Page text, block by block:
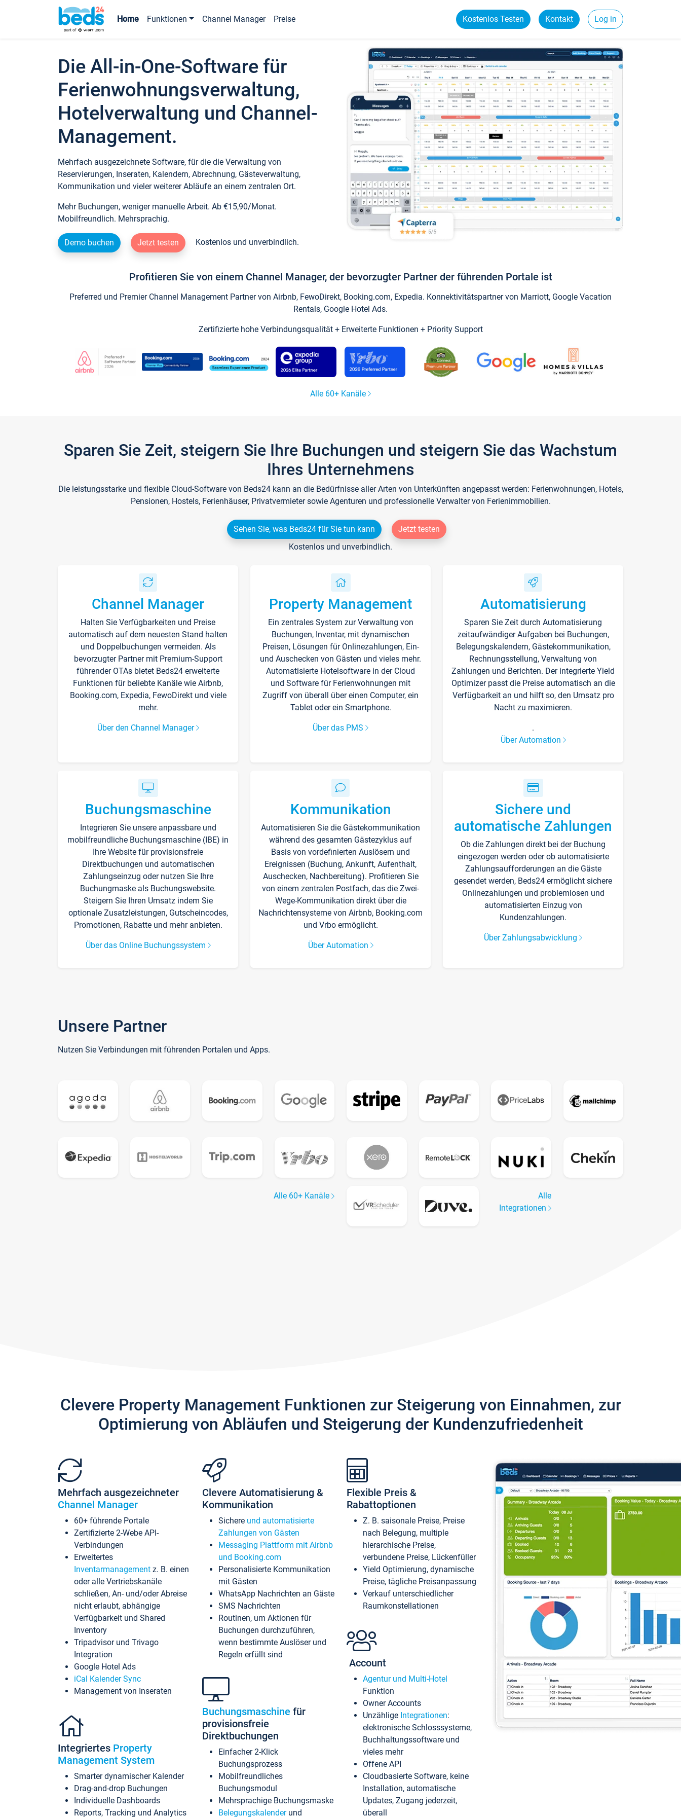
Home Funktionen Channel Manager Preise Kostenlos Testen Kontakt Log in
Die All-in-One-Software für
Ferienwohnungsverwaltung,
Hotelverwaltung und Channel-
Management.
Mehrfach ausgezeichnete Software, für die die Verwaltung von
Reservierungen, Inseraten, Kalendern, Abrechnung, Gästeverwaltung,
Kommunikation und vieler weiterer Abläufe an einem zentralen Ort.
Mehr Buchungen, weniger manuelle Arbeit. Ab €15,90/Monat.
Mobilfreundlich. Mehrsprachig.
Demo buchen Jetzt testen Kostenlos und unverbindlich.
Profitieren Sie von einem Channel Manager, der bevorzugter Partner der führenden Portale ist
Preferred und Premier Channel Management Partner von Airbnb, FewoDirekt, Booking.com, Expedia. Konnektivitätspartner von Marriott, Google Vacation
Rentals, Google Hotel Ads.
Zertifizierte hohe Verbindungsqualität + Erweiterte Funktionen + Priority Support
Alle 60+ Kanäle
Sparen Sie Zeit, steigern Sie Ihre Buchungen und steigern Sie das Wachstum
Ihres Unternehmens
Die leistungsstarke und flexible Cloud-Software von Beds24 kann an die Bedürfnisse aller Arten von Unterkünften angepasst werden: Ferienwohnungen, Hotels,
Pensionen, Hostels, Ferienhäuser, Privatvermieter sowie Agenturen und professionelle Verwalter von Ferienimmobilien.
Sehen Sie, was Beds24 für Sie tun kann
Jetzt testen
Kostenlos und unverbindlich.
Channel Manager
Halten Sie Verfügbarkeiten und Preise
automatisch auf dem neuesten Stand halten
und Doppelbuchungen vermeiden. Als
bevorzugter Partner mit Premium-Support
führender OTAs bietet Beds24 erweiterte
Funktionen für beliebte Kanäle wie Airbnb,
Booking.com, Expedia, FewoDirekt und viele
mehr.
Über den Channel Manager
Property Management
Ein zentrales System zur Verwaltung von
Buchungen, Inventar, mit dynamischen
Preisen, Lösungen für Onlinezahlungen, Ein-
und Auschecken von Gästen und vieles mehr.
Automatisierte Hotelsoftware in der Cloud
und Software für Ferienwohnungen mit
Zugriff von überall über einen Computer, ein
Tablet oder ein Smartphone.
Über das PMS
Automatisierung
Sparen Sie Zeit durch Automatisierung
zeitaufwändiger Aufgaben bei Buchungen,
Belegungskalendern, Gästekommunikation,
Rechnungsstellung, Verwaltung von
Zahlungen und Berichten. Der integrierte Yield
Optimizer passt die Preise automatisch an die
Verfügbarkeit an und hilft so, den Umsatz pro
Nacht zu maximieren.
.
Über Automation
Buchungsmaschine
Integrieren Sie unsere anpassbare und
mobilfreundliche Buchungsmaschine (IBE) in
Ihre Website für provisionsfreie
Direktbuchungen und automatischen
Zahlungseinzug oder nutzen Sie Ihre
Buchungmaske als Buchungswebsite.
Steigern Sie Ihren Umsatz indem Sie
optionale Zusatzleistungen, Gutscheincodes,
Promotionen, Rabatte und mehr anbieten.
Über das Online Buchungssystem
Kommunikation
Automatisieren Sie die Gästekommunikation
während des gesamten Gästezyklus auf
Basis von vordefinierten Auslösern und
Ereignissen (Buchung, Ankunft, Aufenthalt,
Auschecken, Nachbereitung). Profitieren Sie
von einem zentralen Postfach, das die Zwei-
Wege-Kommunikation direkt über die
Nachrichtensysteme von Airbnb, Booking.com
und Vrbo ermöglicht.
Über Automation
Sichere und
automatische Zahlungen
Ob die Zahlungen direkt bei der Buchung
eingezogen werden oder ob automatisierte
Zahlungsaufforderungen an die Gäste
gesendet werden, Beds24 ermöglicht sichere
Onlinezahlungen und problemlosen und
automatisierten Einzug von
Kundenzahlungen.
Über Zahlungsabwicklung
Unsere Partner
Nutzen Sie Verbindungen mit führenden Portalen und Apps.
Alle 60+ Kanäle
Alle
Integrationen
Clevere Property Management Funktionen zur Steigerung von Einnahmen, zur
Optimierung von Abläufen und Steigerung der Kundenzufriedenheit
Mehrfach ausgezeichneter
Channel Manager
60+ führende Portale
Zertifizierte 2-Webe API-
Verbindungen
Erweitertes
Inventarmanagement z. B. einen
oder alle Vertriebskanäle
schließen, An- und/oder Abreise
nicht erlaubt, abhängige
Verfügbarkeit und Shared
Inventory
Tripadvisor und Trivago
Integration
Google Hotel Ads
iCal Kalender Sync
Management von Inseraten
Integriertes Property
Management System
Smarter dynamischer Kalender
Drag-and-drop Buchungen
Individuelle Dashboards
Reports, Tracking und Analytics
Clevere Automatisierung &
Kommunikation
Sichere und automatisierte
Zahlungen von Gästen
Messaging Plattform mit Airbnb
und Booking.com
Personalisierte Kommunikation
mit Gästen
WhatsApp Nachrichten an Gäste
SMS Nachrichten
Routinen, um Aktionen für
Buchungen durchzuführen,
wenn bestimmte Auslöser und
Regeln erfüllt sind
Buchungsmaschine für
provisionsfreie
Direktbuchungen
Einfacher 2-Klick
Buchungsprozess
Mobilfreundliches
Buchungsmodul
Mehrsprachige Buchungsmaske
Belegungskalenderund
Flexible Preis &
Rabattoptionen
Z. B. saisonale Preise, Preise
nach Belegung, multiple
hierarchische Preise,
verbundene Preise, Lückenfüller
Yield Optimierung, dynamische
Preise, tägliche Preisanpassung
Verkauf unterschiedlicher
Raumkonstellationen
Account
Agentur und Multi-Hotel
Funktion
Owner Accounts
Unzählige Integrationen:
elektronische Schlosssysteme,
Buchhaltungssoftware und
vieles mehr
Offene API
Cloudbasierte Software, keine
Installation, automatische
Updates, Zugang jederzeit,
überall